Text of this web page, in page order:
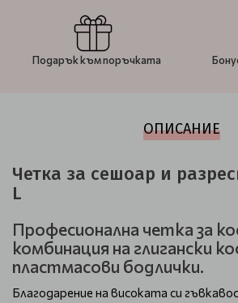
Подарък към поръчката
ОПИСАНИЕ
Четка за сешоар и
L
Професионална четка за
комбинация на глигански
пластмасови бодлички.
Благодарение на високата си